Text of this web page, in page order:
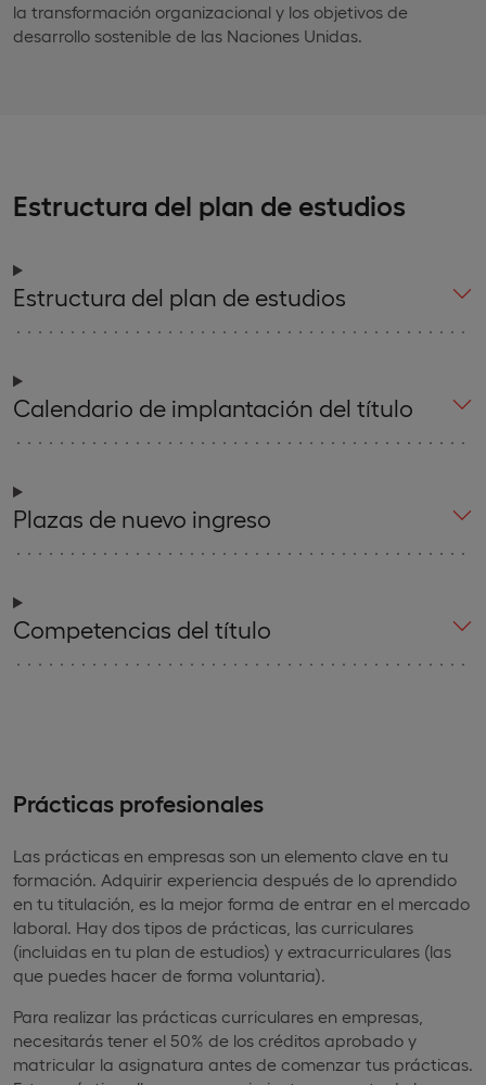
la transformación organizacional y los objetivos de
desarrollo sostenible de las Naciones Unidas.
Estructura del plan de estudios
Estructura del plan de estudios
Calendario de implantación del título
Plazas de nuevo ingreso
Competencias del título
Prácticas profesionales
Las prácticas en empresas son un elemento clave en tu
formación. Adquirir experiencia después de lo aprendido
en tu titulación, es la mejor forma de entrar en el mercado
laboral. Hay dos tipos de prácticas, las curriculares
(incluidas en tu plan de estudios) y extracurriculares (las
que puedes hacer de forma voluntaria).
Para realizar las prácticas curriculares en empresas,
necesitarás tener el 50% de los créditos aprobado y
matricular la asignatura antes de comenzar tus prácticas.